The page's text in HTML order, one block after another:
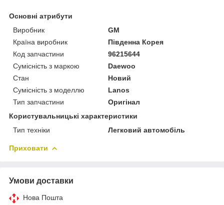
Основні атрибути
Виробник
GM
Країна виробник
Південна Корея
Код запчастини
96215644
Сумісність з маркою
Daewoo
Стан
Новий
Сумісність з моделлю
Lanos
Тип запчастини
Оригінал
Користувальницькі характеристики
Тип техніки
Легковий автомобіль
Приховати
Умови доставки
Нова Пошта